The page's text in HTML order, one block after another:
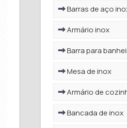
Barras de aço
Armário inox
Barra para
Mesa de inox
Armário de
Bancada de inox